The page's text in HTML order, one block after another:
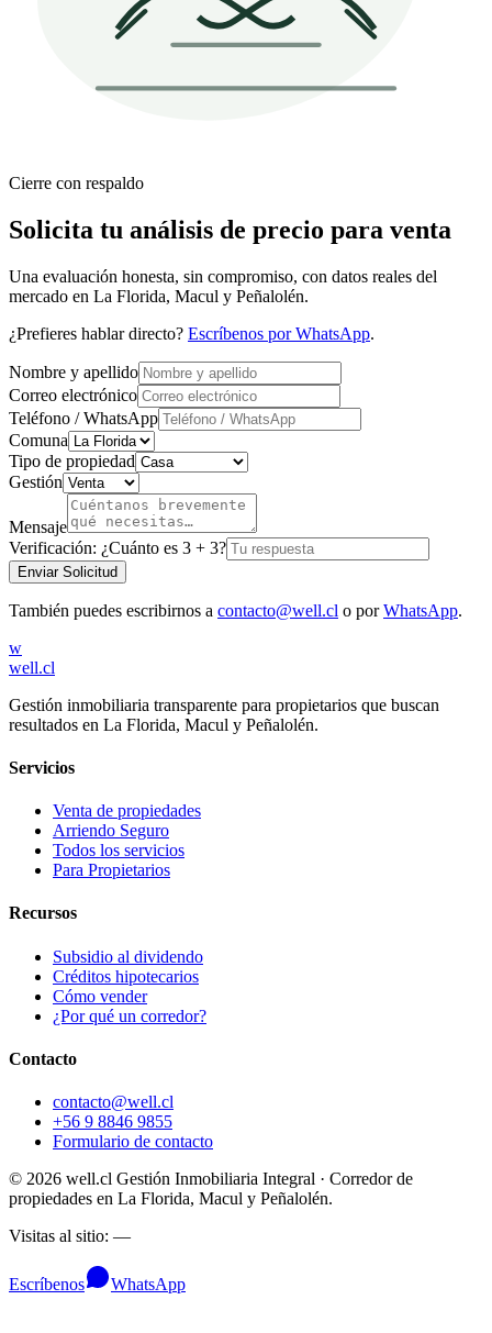
Cierre con respaldo
Solicita tu análisis de precio para venta
Una evaluación honesta, sin compromiso, con datos reales del
mercado en La Florida, Macul y Peñalolén.
¿Prefieres hablar directo? Escríbenos por WhatsApp.
Nombre y apellido
Correo electrónico
Teléfono / WhatsApp
Comuna
Tipo de propiedad
Gestión
Mensaje
Verificación: ¿Cuánto es 3 + 3?
Enviar Solicitud
También puedes escribirnos a contacto@well.cl o por WhatsApp.
w
well.cl
Gestión inmobiliaria transparente para propietarios que buscan
resultados en La Florida, Macul y Peñalolén.
Servicios
Venta de propiedades
Arriendo Seguro
Todos los servicios
Para Propietarios
Recursos
Subsidio al dividendo
Créditos hipotecarios
Cómo vender
¿Por qué un corredor?
Contacto
contacto@well.cl
+56 9 8846 9855
Formulario de contacto
© 2026 well.cl Gestión Inmobiliaria Integral · Corredor de
propiedades en La Florida, Macul y Peñalolén.
Visitas al sitio: —
Escríbenos WhatsApp